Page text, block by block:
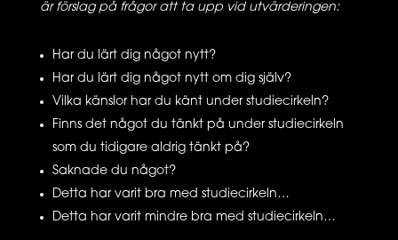
är förslag på frågor att ta upp vid utvärderingen:
Har du lärt dig något nytt?
Har du lärt dig något nytt om dig själv?
Vilka känslor har du känt under studiecirkeln?
Finns det något du tänkt på under studiecirkeln
som du tidigare aldrig tänkt på?
Saknade du något?
Detta har varit bra med studiecirkeln…
Detta har varit mindre bra med studiecirkeln…